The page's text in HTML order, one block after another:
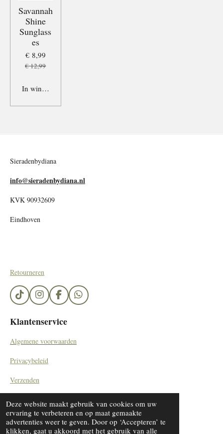
Deze website maakt gebruik van cookies om uw
ervaring te verbeteren en op maat gemaakte
advertenties weer te geven. Door op ‘Accepteren’ te
klikken, gaat u akkoord met het gebruik van alle
Savannah
Shine
Sunglass
es
€ 8,99
€ 12,99
In winkelwagen
Sieradenbydiana
info@sieradenbydiana.nl
KVK 90932609
Eindhoven
Retourneren
T
i
T
k
I
n
t
g
a
F
a
c
e
o
W
h
Klantenservice
Algemene voorwaarden
Privacybeleid
Verzenden
© 2023 - 2024 SieradenByDiana/ by Kemerinkdesign